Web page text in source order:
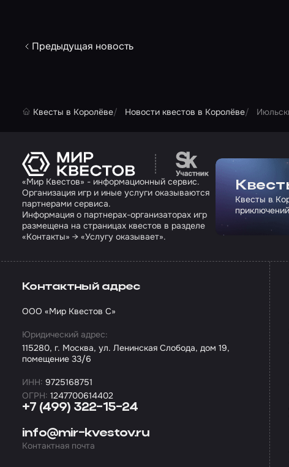
Предыдущая новость
Квесты в Королёве Новости квестов в Королёве
Перейти на сайт
«Мир Квестов» - информационный сервис.
Организация игр и иные услуги оказываются
партнерами сервиса.
Информация о партнерах-организаторах игр
размещена на страницах квестов в разделе
«Контакты» → «Услугу оказывает».
Квесты в
+7 (499) 322-15-24
info@mir-kvestov.ru
Контактная почта
Контактный адрес
ООО «Мир Квестов С»
Юридический адрес:
115280, г. Москва, ул. Ленинская Слобода, дом 19,
помещение 33/6
ИНН: 9725168751
ОГРН: 1247700614402